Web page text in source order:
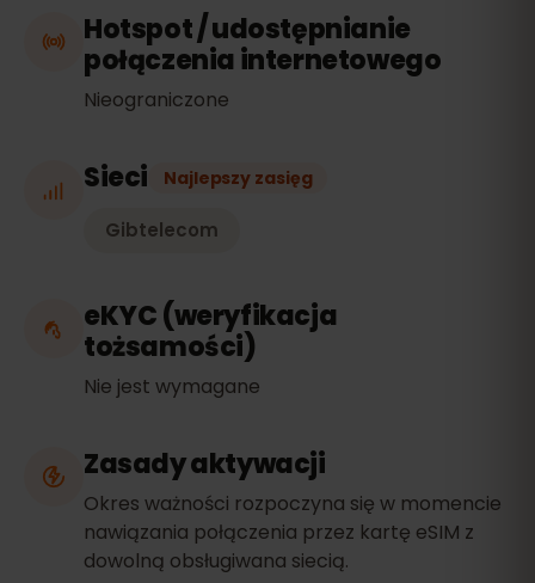
Hotspot / udostępnianie
połączenia internetowego
Nieograniczone
Sieci Najlepszy zasięg
Gibtelecom
eKYC (weryfikacja
tożsamości)
Nie jest wymagane
Zasady aktywacji
Okres ważności rozpoczyna się w momencie
nawiązania połączenia przez kartę eSIM z
dowolną obsługiwana siecią.